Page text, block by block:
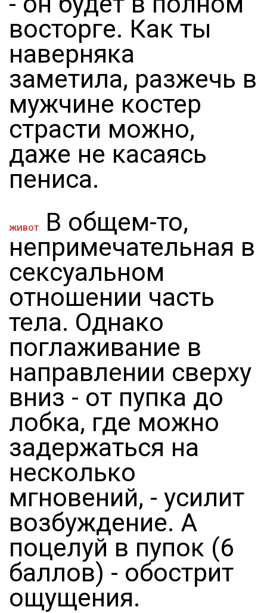
восторге. Как ты
наверняка
заметила, разжечь в
мужчине костер
страсти можно,
даже не касаясь
пениса.
ЖИВОТ
В общем-то,
непримечательная в
сексуальном
отношении часть
тела. Однако
поглаживание в
направлении сверху
вниз - от пупка до
лобка, где можно
задержаться на
несколько
мгновений, - усилит
возбуждение. А
поцелуй в пупок (6
баллов) - обострит
ощущения.